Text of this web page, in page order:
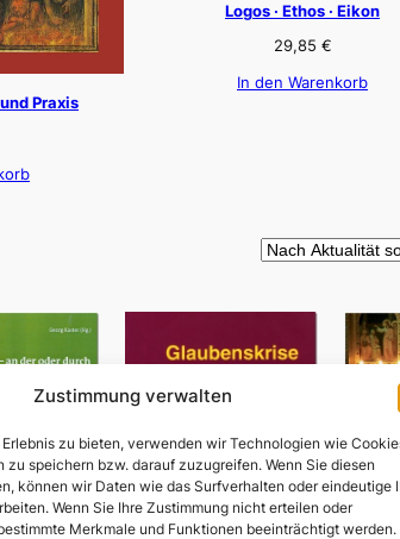
Zustimmung verwalten
zu bieten, verwenden wir Technologien wie
zu speichern bzw. darauf zuzugreifen. Wenn Sie diesen
können wir Daten wie das Surfverhalten oder eindeutige
Wenn Sie Ihre Zustimmung nicht erteilen oder
Merkmale und Funktionen beeinträchtigt werden.
Praxis
Logos · Ethos · Eikon
29,85 €
In den Warenkorb